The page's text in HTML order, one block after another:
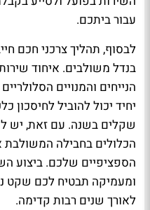
עבור ביתכם.
לבסוף, תהליך צרכני חכם
בנדל משולבים. איחוד
הנייחים והמנויים
יחיד יכול להוביל
שקלים בשנה. עם זאת, יש
הכלולים בחבילה המשולבת
הספציפיים שלכם. ביצוע
ומעמיקה תבטיח לכם שקט
לאורך שנים רבות קדימה.